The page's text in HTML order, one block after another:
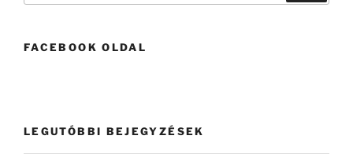
FACEBOOK OLDAL
LEGUTÓBBI BEJEGYZÉSEK